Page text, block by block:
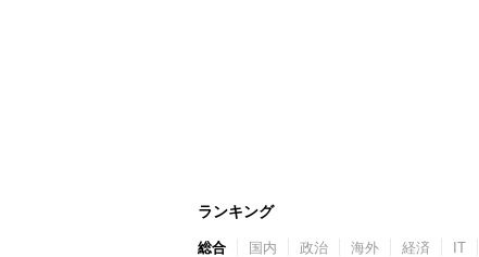
ランキング
総合 国内 政治 海外 経済 IT